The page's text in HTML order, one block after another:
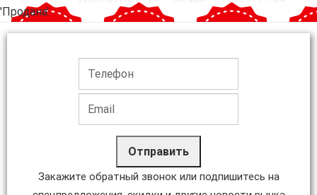
'Продана'
Отправить
Закажите обратный звонок или подпишитесь на